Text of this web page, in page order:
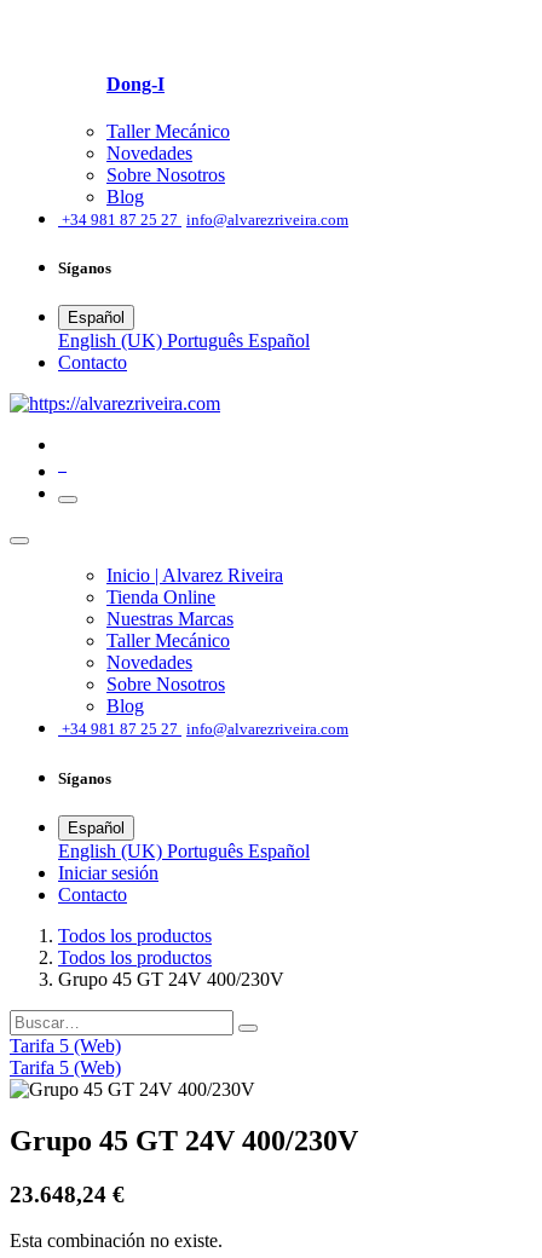
Dong-I
Taller Mecánico
Novedades
Sobre Nosotros
Blog
+34 981 87 25 27 info@alvarezriveira.com
Síganos
Español
English (UK) Português Español
​Contacto
Inicio | Alvarez Riveira
Tienda Online
Nuestras Marcas
Taller Mecánico
Novedades
Sobre Nosotros
Blog
+34 981 87 25 27 info@alvarezriveira.com
Síganos
Español
English (UK) Português Español
Iniciar sesión
​Contacto
Todos los productos
Todos los productos
Grupo 45 GT 24V 400/230V
Tarifa 5 (Web)
Tarifa 5 (Web)
Grupo 45 GT 24V 400/230V
23.648,24 €
Esta combinación no existe.